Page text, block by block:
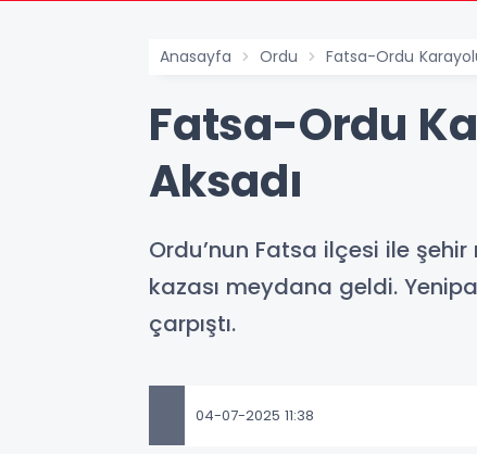
Anasayfa Ordu Fatsa-Ordu
Fatsa-Ordu
Aksadı
Ordu’nun Fatsa ilçesi ile
kazası meydana geldi.
çarpıştı.
04-07-2025 11:38